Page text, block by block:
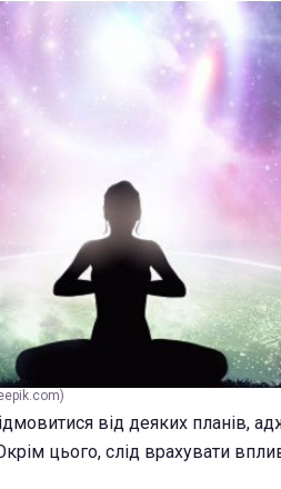
від деяких планів,
цього, слід врахувати